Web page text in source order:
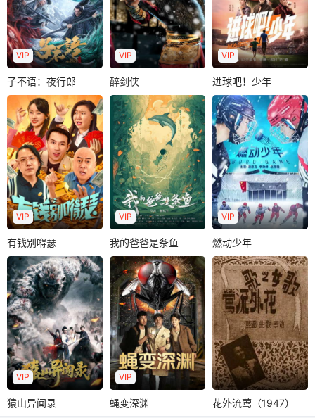
晓慧，由于一个月
前母亲突然离世..
镖局案，调查过程
中镖局竟被人灭..
VIP
子不语：夜行郎
孙启恒
王一一
廉赛
遭遇了新婚妻子身
故，逃离家乡的小
铁匠陆离在机缘巧
合..
子不语：夜行郎
VIP
醉剑侠
郑中玉
郭怡艳
施骏喆
啸西风双亲被害身
亡，从此一蹶不
振，整日借酒消
愁。妻子月蓉带着
女..
醉剑侠
VIP
进球吧！少年
埃里克・坎通纳
蒋雯丽
陈百祥
知名曼联球星坎通
纳退役后来到中国
职业联赛的上海队
任教，被自己的..
进球吧！少年
VIP
有钱别嘚瑟
佟铭心
张梦露
周蓉倩
面临事业和家庭的
双重危机，向大举
误以为妻子出轨，
愤然决定离婚。..
有钱别嘚瑟
VIP
我的爸爸是条鱼
张毓宜
9岁的小女孩梁小味
有一串神奇的手
链，戴上它就能听
懂海洋动物们说..
我的爸爸是条鱼
VIP
燃动少年
潘思言
李劲峰
赵哲瀚
少年冰球队队长关
欣的地位受到了插
班生王子非的挑
战。母亲的反对，..
燃动少年
VIP
猿山异闻录
猿山异闻录
VIP
蝇变深渊
蝇变深渊 花外流莺（1947）
花外流莺（1947）